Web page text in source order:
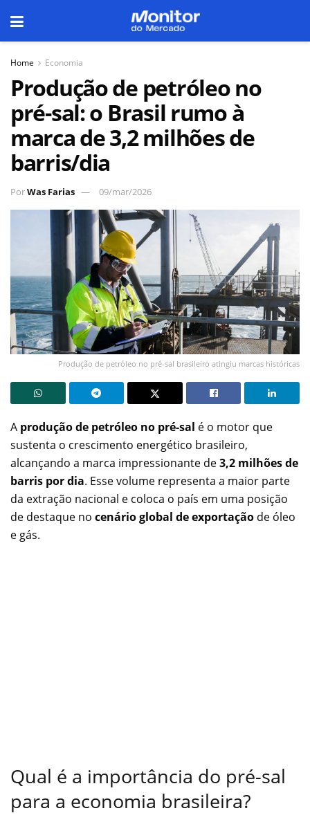
Home Economia
Produção de petróleo no
pré-sal: o Brasil rumo à
marca de 3,2 milhões de
barris/dia
PorWas Farias 09/mar/2026
Produção de petróleo no pré-sal brasileiro atingiu marcas históricas
A produção de petróleo no pré-sal é o motor que
sustenta o crescimento energético brasileiro,
alcançando a marca impressionante de3,2 milhões de
barris por dia. Esse volume representa a maior parte
da extração nacional e coloca o país em uma posição
de destaque no cenário global de exportação de óleo
e gás.
Qual é a importância do pré-sal
para a economia brasileira?